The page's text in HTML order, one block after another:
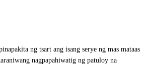
ng tsart ang isang serye ng mas mataas
nagpapahiwatig ng patuloy na